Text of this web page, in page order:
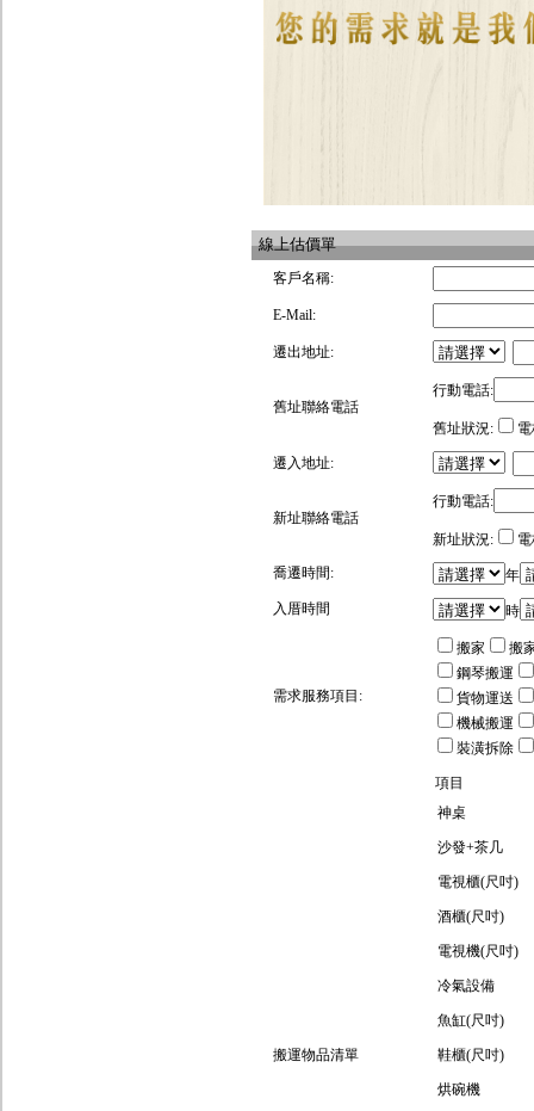
線上估價單
客戶名稱:
E-Mail:
遷出地址:
舊址聯絡電話
行動電話:
舊址狀況:
遷入地址:
新址聯絡電話
行動電話:
新址狀況:
喬遷時間:
年
入厝時間
時
需求服務項目:
搬家
搬
鋼琴搬運
貨物運送
機械搬運
裝潢拆除
搬運物品清單
項目
神桌
沙發+茶几
電視櫃(尺吋)
酒櫃(尺吋)
電視機(尺吋)
冷氣設備
魚缸(尺吋)
鞋櫃(尺吋)
烘碗機